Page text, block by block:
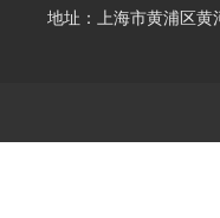
地址：上海市黄浦区黄